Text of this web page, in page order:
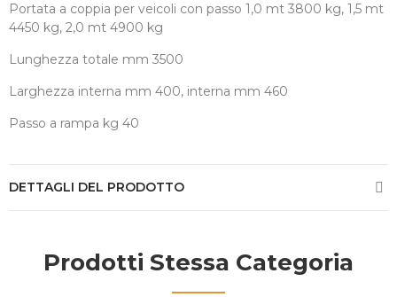
Portata a coppia per veicoli con passo 1,0 mt 3800 kg, 1,5 mt
4450 kg, 2,0 mt 4900 kg
Lunghezza totale mm 3500
Larghezza interna mm 400, interna mm 460
Passo a rampa kg 40
DETTAGLI DEL PRODOTTO
Prodotti Stessa Categoria